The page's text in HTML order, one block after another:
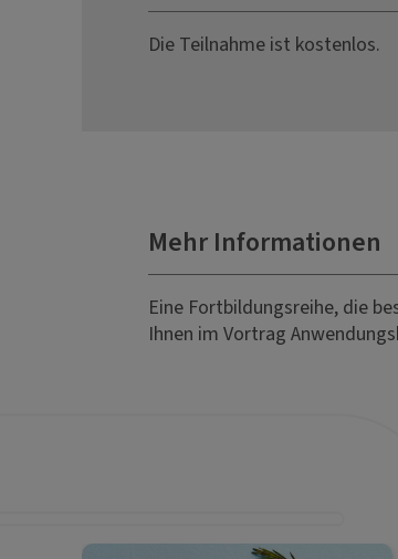
Die Teilnahme ist kostenlos.
Mehr Informationen
Eine Fortbildungsreihe, die
Ihnen im Vortrag